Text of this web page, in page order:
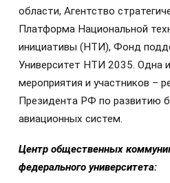
области, Агентство
Платформа Национальной
инициативы (НТИ), Фонд
Университет НТИ 2035. Одна
мероприятия и участников –
Президента РФ по развитию
авиационных систем.
Центр общественных
федерального университета: